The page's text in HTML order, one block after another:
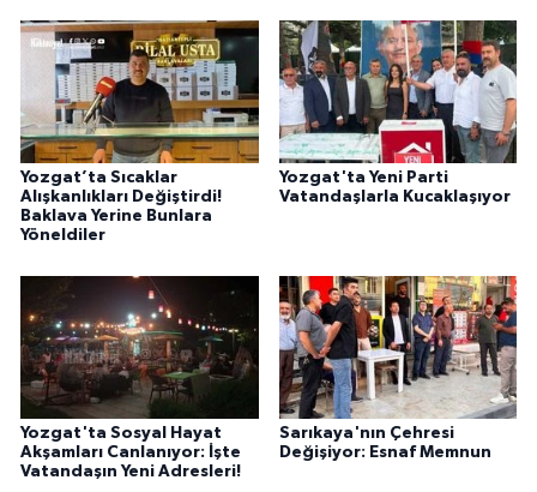
Yozgat’ta Sıcaklar
Alışkanlıkları Değiştirdi!
Baklava Yerine Bunlara
Yöneldiler
Yozgat'ta Yeni Parti
Vatandaşlarla Kucaklaşıyor
Yozgat'ta Sosyal Hayat
Akşamları Canlanıyor: İşte
Vatandaşın Yeni Adresleri!
Sarıkaya'nın Çehresi
Değişiyor: Esnaf Memnun